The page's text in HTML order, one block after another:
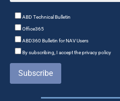
ABD Technical Bulletin
Office365
ABD360 Bulletin for NAV Users
By subscribing, I accept the privacy policy
Subscribe